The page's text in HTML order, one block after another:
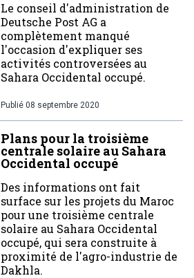
Le conseil d'administration de
Deutsche Post AG a
complètement manqué
l'occasion d'expliquer ses
activités controversées au
Sahara Occidental occupé.
Publié 08 septembre 2020
Plans pour la troisième
centrale solaire au Sahara
Occidental occupé
Des informations ont fait
surface sur les projets du Maroc
pour une troisième centrale
solaire au Sahara Occidental
occupé, qui sera construite à
proximité de l'agro-industrie de
Dakhla.